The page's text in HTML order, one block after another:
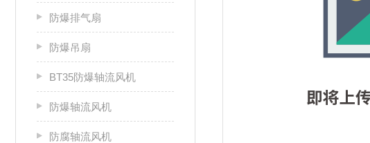
防爆排气扇
防爆吊扇
BT35防爆轴流风机
防爆轴流风机
防腐轴流风机